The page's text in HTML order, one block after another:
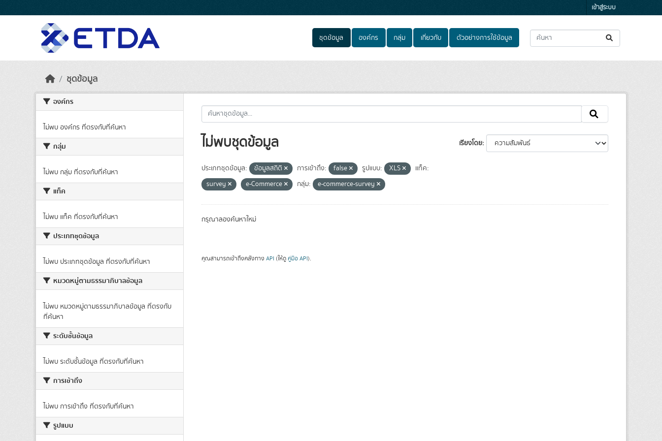
เข้าสู่ระบบ
ชุดข้อมูล องค์กร กลุ่ม เกี่ยวกับ ตัวอย่างการใช้ข้อมูล
ชุดข้อมูล
องค์กร
ไม่พบ องค์กร ที่ตรงกับที่ค้นหา
กลุ่ม
ไม่พบ กลุ่ม ที่ตรงกับที่ค้นหา
แท็ค
ไม่พบ แท็ค ที่ตรงกับที่ค้นหา
ประเภทชุดข้อมูล
ไม่พบ ประเภทชุดข้อมูล ที่ตรงกับที่ค้นหา
หมวดหมู่ตามธรรมาภิบาลข้อมูล
ไม่พบ หมวดหมู่ตามธรรมาภิบาลข้อมูล ที่ตรงกับ
ที่ค้นหา
ระดับชั้นข้อมูล
ไม่พบ ระดับชั้นข้อมูล ที่ตรงกับที่ค้นหา
การเข้าถึง
ไม่พบ การเข้าถึง ที่ตรงกับที่ค้นหา
รูปแบบ
เรียงโดย
ไม่พบชุดข้อมูล
ประเภทชุดข้อมูล: ข้อมูลสถิติ การเข้าถึง: false รูปแบบ: XLS
แท็ค:
survey
e-Commerce กลุ่ม: e-commerce-survey
กรุณาลองค้นหาใหม่
คุณสามารถเข้าถึงคลังทาง API (ให้ดู คู่มือ API).